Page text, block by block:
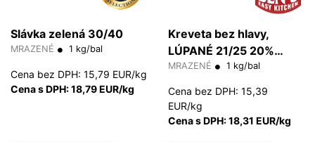
Slávka zelená 30/40
MRAZENÉ 1 kg/bal
Cena bez DPH: 15,79 EUR/kg
Cena s DPH: 18,79 EUR/kg
Kreveta bez hlavy,
LÚPANÉ 21/25 20%
glazúra (PD) g/ks
MRAZENÉ 1 kg/bal
Cena bez DPH: 15,39
EUR/kg
Cena s DPH: 18,31 EUR/kg